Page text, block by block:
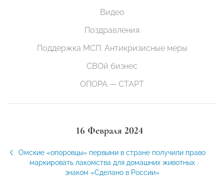
Видео
Поздравления
Поддержка МСП. Антикризисные меры
СВОй бизнес
ОПОРА — СТАРТ
16 Февраля 2024
Омские «опоровцы» первыми в стране получили право
маркировать лакомства для домашних животных
знаком «Сделано в России»